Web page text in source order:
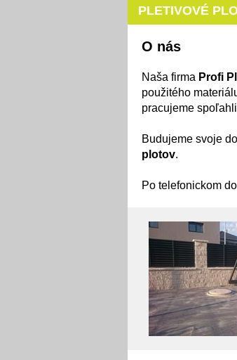
PLETIVOVÉ
O nás
Naša firma Profi
použitého
pracujeme
Budujeme svoje
plotov.
Po telefonickom